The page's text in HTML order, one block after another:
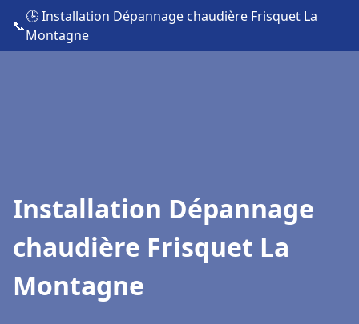
📞
🕒 Installation Dépannage chaudière Frisquet La
Montagne
Installation Dépannage
chaudière Frisquet La
Montagne